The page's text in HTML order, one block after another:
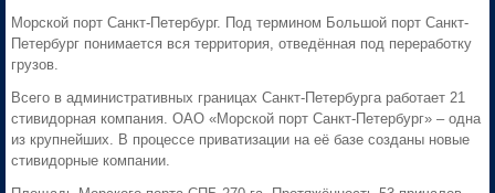
Морской порт Санкт-Петербург. Под термином Большой порт Санкт-
Петербург понимается вся территория, отведённая под переработку
грузов.
Всего в административных границах Санкт-Петербурга работает 21
стивидорная компания. ОАО «Морской порт Санкт-Петербург» – одна
из крупнейших. В процессе приватизации на её базе созданы новые
стивидорные компании.